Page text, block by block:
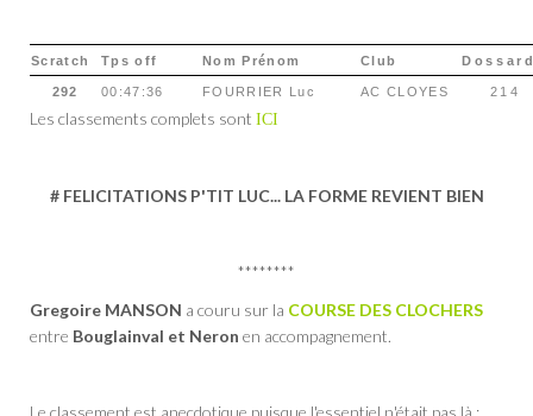
Scratch Tps off Nom Prénom Club
292 00:47:36 FOURRIER Luc AC CLOYES 214
Les classements complets sont ICI
# FELICITATIONS P'TIT LUC... LA FORME REVIENT BIEN
********
Gregoire MANSON a couru sur la COURSE DES CLOCHERS
entre Bouglainval et Neron en accompagnement.